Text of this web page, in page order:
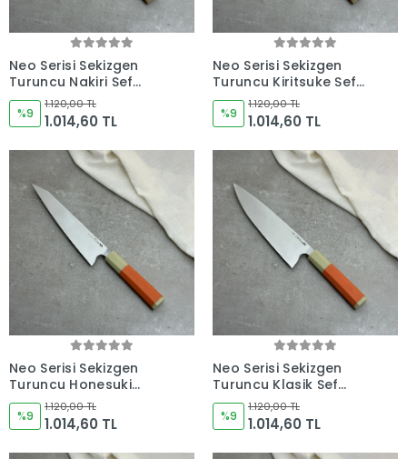
Neo Serisi Sekizgen
Turuncu Nakiri Şef
Bıçağı 180mm Namlu -
Kocakaya El Yapımı
Şef Bıçakları
%9
1.120,00 TL
1.014,60 TL
Neo Serisi Sekizgen
Turuncu Kiritsuke Şef
Bıçağı 205mm Namlu -
Kocakaya El Yapımı
Şef Bıçakları
%9
1.120,00 TL
1.014,60 TL
Neo Serisi Sekizgen
Turuncu Honesuki
225mm Namlu -
Kocakaya El Yapımı
Şef Bıçakları
%9
1.120,00 TL
1.014,60 TL
Neo Serisi Sekizgen
Turuncu Klasik Şef
Bıçağı 230mm Namlu -
Kocakaya El Yapımı
Şef Bıçakları
%9
1.120,00 TL
1.014,60 TL